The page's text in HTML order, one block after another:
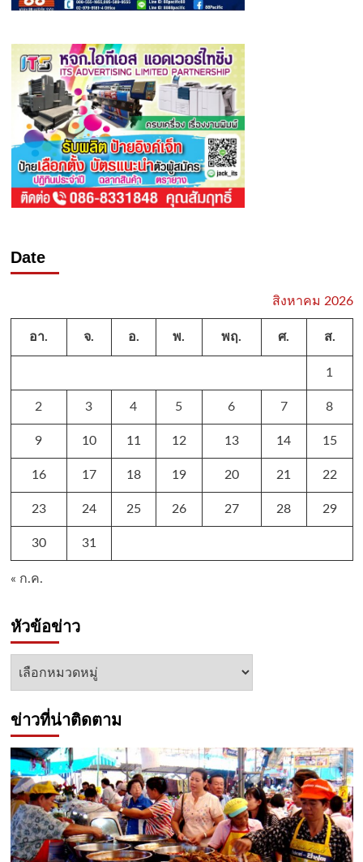
Date
สิงหาคม 2026
อา. จ. อ. พ. พฤ. ศ. ส.
1
2 3 4 5 6 7 8
9 10 11 12 13 14 15
16 17 18 19 20 21 22
23 24 25 26 27 28 29
30 31
« ก.ค.
หัวข้อข่าว
หัวข้อ
ข่าวที่น่าติดตาม